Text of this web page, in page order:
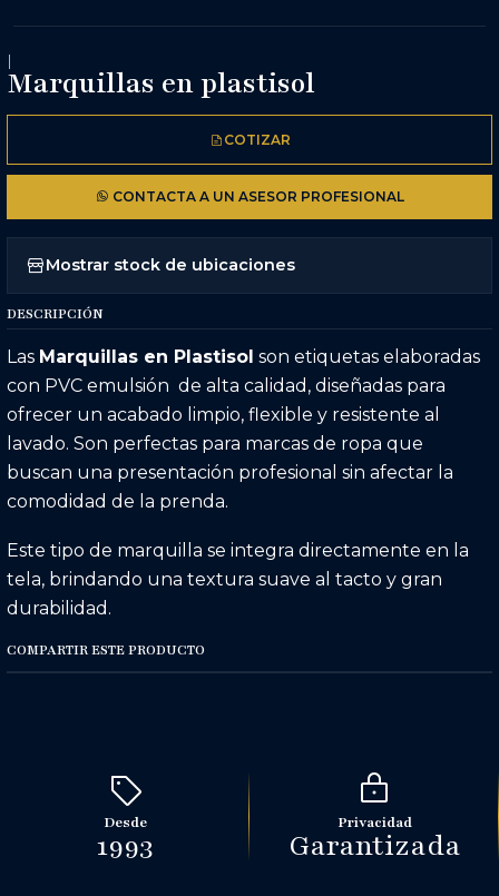
|
Marquillas en plastisol
COTIZAR
CONTACTA A UN ASESOR PROFESIONAL
Mostrar stock de ubicaciones
DESCRIPCIÓN
Las Marquillas en Plastisol son etiquetas elaboradas
con PVC emulsión de alta calidad, diseñadas para
ofrecer un acabado limpio, flexible y resistente al
lavado. Son perfectas para marcas de ropa que
buscan una presentación profesional sin afectar la
comodidad de la prenda.
Este tipo de marquilla se integra directamente en la
tela, brindando una textura suave al tacto y gran
durabilidad.
COMPARTIR ESTE PRODUCTO
Desde
1993
Privacidad
Garantizada